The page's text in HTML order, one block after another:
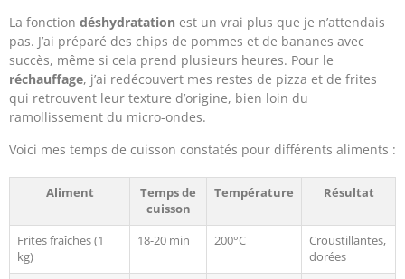
La fonction déshydratation est un vrai plus que je n’attendais
pas. J’ai préparé des chips de pommes et de bananes avec
succès, même si cela prend plusieurs heures. Pour le
réchauffage, j’ai redécouvert mes restes de pizza et de frites
qui retrouvent leur texture d’origine, bien loin du
ramollissement du micro-ondes.
Voici mes temps de cuisson constatés pour différents aliments :
Aliment
Temps de
cuisson
Température Résultat
Frites fraîches (1
kg)
18-20 min 200°C
Croustillantes,
dorées